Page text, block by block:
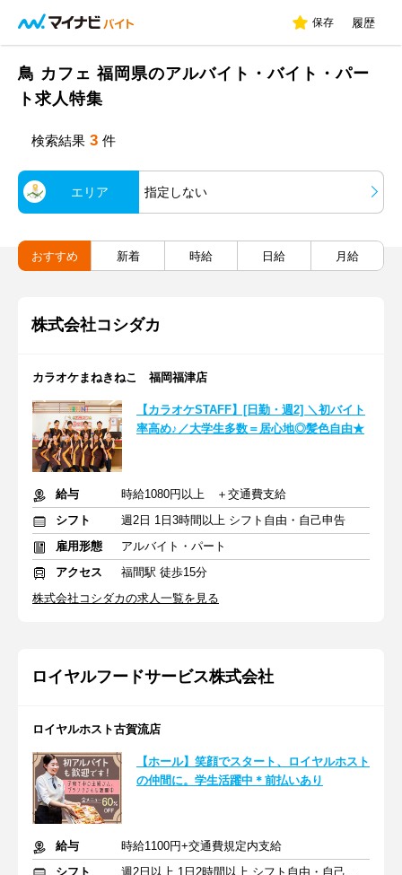
保存 履歴
鳥 カフェ 福岡県のアルバイト・バイト・パー
ト求人特集
検索結果 3 件
エリア 指定しない
おすすめ 新着 時給 日給 月給
株式会社コシダカ
カラオケまねきねこ 福岡福津店
【カラオケSTAFF】[日勤・週2] ＼初バイト
率高め♪／大学生多数＝居心地◎髪色自由★
給与
時給1080円以上 ＋交通費支給
シフト
週2日 1日3時間以上 シフト自由・自己申告
雇用形態
アルバイト・パート
アクセス
福間駅 徒歩15分
株式会社コシダカの求人一覧を見る
ロイヤルフードサービス株式会社
ロイヤルホスト古賀流店
【ホール】笑顔でスタート、ロイヤルホスト
の仲間に。学生活躍中＊前払いあり
給与
時給1100円+交通費規定内支給
シフト
週2日以上 1日2時間以上 シフト自由・自己申告